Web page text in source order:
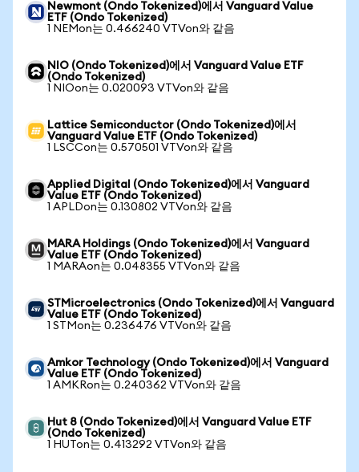
Newmont (Ondo Tokenized)에서 Vanguard Value
ETF (Ondo Tokenized)
1 NEMon는 0.466240 VTVon와 같음
NIO (Ondo Tokenized)에서 Vanguard Value ETF
(Ondo Tokenized)
1 NIOon는 0.020093 VTVon와 같음
Lattice Semiconductor (Ondo Tokenized)에서
Vanguard Value ETF (Ondo Tokenized)
1 LSCCon는 0.570501 VTVon와 같음
Applied Digital (Ondo Tokenized)에서 Vanguard
Value ETF (Ondo Tokenized)
1 APLDon는 0.130802 VTVon와 같음
MARA Holdings (Ondo Tokenized)에서 Vanguard
Value ETF (Ondo Tokenized)
1 MARAon는 0.048355 VTVon와 같음
STMicroelectronics (Ondo Tokenized)에서 Vanguard
Value ETF (Ondo Tokenized)
1 STMon는 0.236476 VTVon와 같음
Amkor Technology (Ondo Tokenized)에서 Vanguard
Value ETF (Ondo Tokenized)
1 AMKRon는 0.240362 VTVon와 같음
Hut 8 (Ondo Tokenized)에서 Vanguard Value ETF
(Ondo Tokenized)
1 HUTon는 0.413292 VTVon와 같음